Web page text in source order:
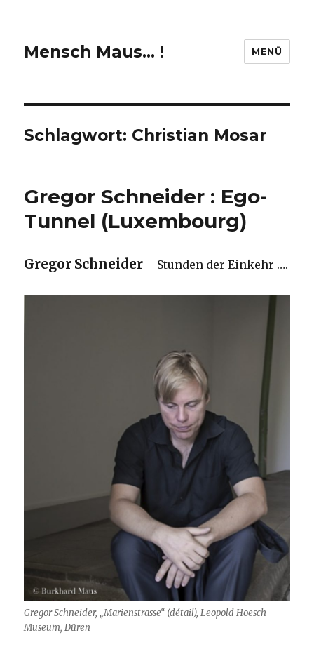
Mensch Maus… ! MENÜ
Schlagwort: Christian Mosar
Gregor Schneider : Ego-
Tunnel (Luxembourg)
Gregor Schneider – Stunden der Einkehr ….
Gregor Schneider, „Marienstrasse“ (détail), Leopold Hoesch
Museum, Düren